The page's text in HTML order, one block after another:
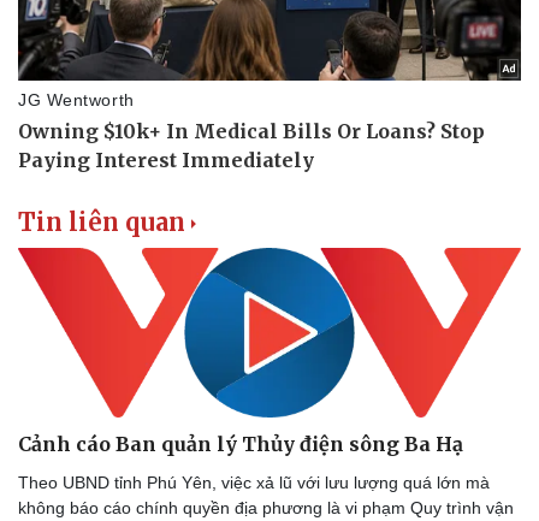
Doanh nghiệp
Thông tin doanh nghiệp
Doanh nghiệp 24h
Doanh nhân
Vì cộng đồng
Công nghệ
Sành điệu
Trải nghiệm
Chuyển đổi số
Tin liên quan
Cảnh cáo Ban quản lý Thủy điện sông Ba Hạ
Theo UBND tỉnh Phú Yên, việc xả lũ với lưu lượng quá lớn mà
không báo cáo chính quyền địa phương là vi phạm Quy trình vận